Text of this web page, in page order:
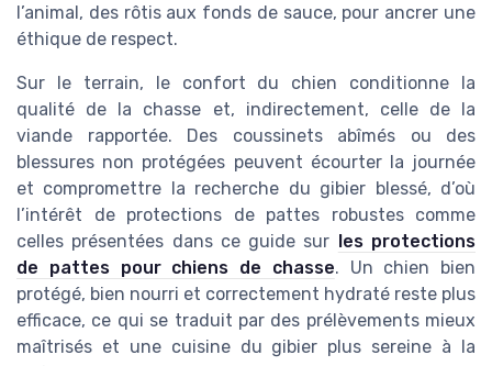
l’animal, des rôtis aux fonds de sauce, pour ancrer une
éthique de respect.
Sur le terrain, le confort du chien conditionne la
qualité de la chasse et, indirectement, celle de la
viande rapportée. Des coussinets abîmés ou des
blessures non protégées peuvent écourter la journée
et compromettre la recherche du gibier blessé, d’où
l’intérêt de protections de pattes robustes comme
celles présentées dans ce guide sur les protections
de pattes pour chiens de chasse. Un chien bien
protégé, bien nourri et correctement hydraté reste plus
efficace, ce qui se traduit par des prélèvements mieux
maîtrisés et une cuisine du gibier plus sereine à la